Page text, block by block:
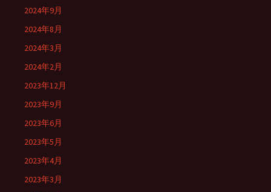
2024年9月
2024年8月
2024年3月
2024年2月
2023年12月
2023年9月
2023年6月
2023年5月
2023年4月
2023年3月